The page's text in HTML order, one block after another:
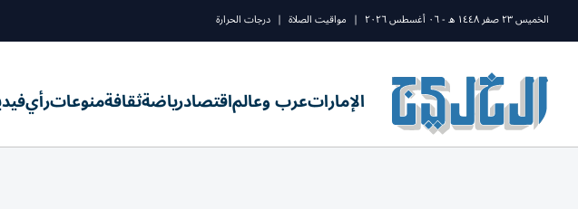
الخميس ٢٣ صفر ١٤٤٨ ه - ٠٦ أغسطس ٢٠٢٦ | مواقيت الصلاة | درجات الحرارة
الإماراتعرب وعالماقتصادرياضةثقافةمنوعاترأي